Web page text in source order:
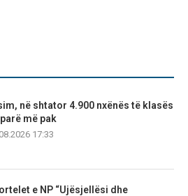
në shtator 4.900 nxënës të klasës
më pak
17:33
e NP “Ujësjellësi dhe